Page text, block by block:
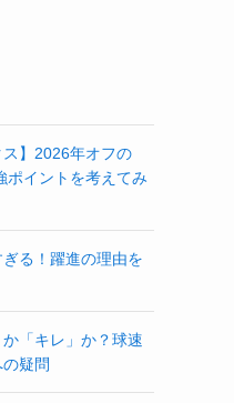
ス】2026年オフの
ポイントを考えてみ
る！躍進の理由を
「キレ」か？球速
疑問